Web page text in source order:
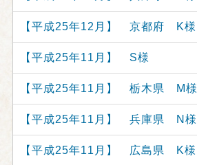
【平成25年12月】 京都府 K様
【平成25年11月】 S様
【平成25年11月】 栃木県 M様
【平成25年11月】 兵庫県 N様
【平成25年11月】 広島県 K様